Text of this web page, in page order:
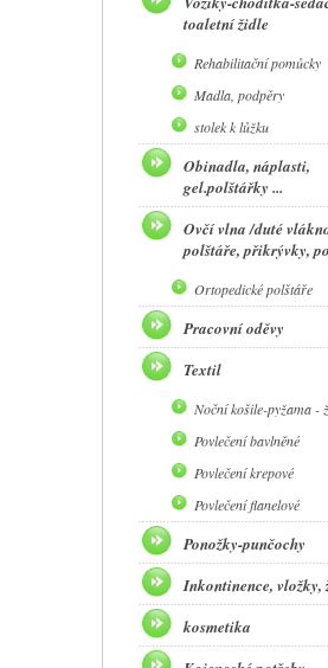
toaletní židle
Rehabilitační pomůcky
Madla, podpěry
stolek k lůžku
Obinadla, náplasti,
gel.polštářky ...
Ovčí vlna /duté
polštáře, přikrývky,
Ortopedické polštáře
Pracovní oděvy
Textil
Noční košile-pyžama -
Povlečení bavlněné
Povlečení krepové
Povlečení flanelové
Ponožky-punčochy
Inkontinence, vložky,
kosmetika